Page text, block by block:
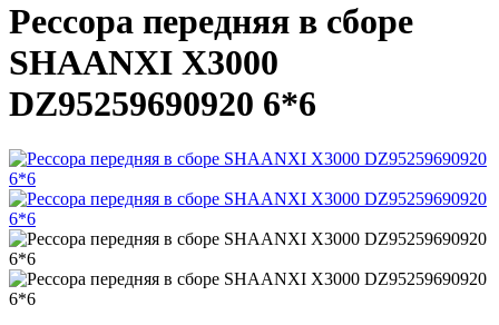
Рессора передняя в сборе
SHAANXI X3000
DZ95259690920 6*6